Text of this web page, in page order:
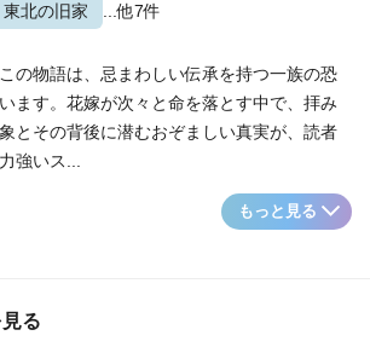
東北の旧家 ...他7件
の物語は、忌まわしい伝承を持つ一族の恐
ます。花嫁が次々と命を落とす中で、拝み
とその背後に潜むおぞましい真実が、読者
強いス...
もっと見る
る